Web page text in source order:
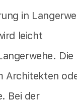
in
leicht
Die
Architekten
Bei der